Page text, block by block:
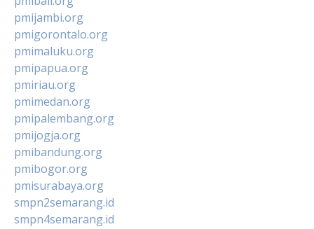
pmijambi.org
pmigorontalo.org
pmimaluku.org
pmipapua.org
pmiriau.org
pmimedan.org
pmipalembang.org
pmijogja.org
pmibandung.org
pmibogor.org
pmisurabaya.org
smpn2semarang.id
smpn4semarang.id